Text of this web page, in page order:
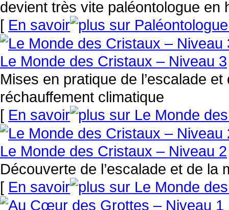
devient très vite paléontologue en
[ En savoir
Le Monde des Cristaux – Niveau 3
Mises en pratique de l’escalade
réchauffement climatique
[ En savoir
Le Monde des Cristaux – Niveau 2
Découverte de l’escalade et de la
[ En savoir